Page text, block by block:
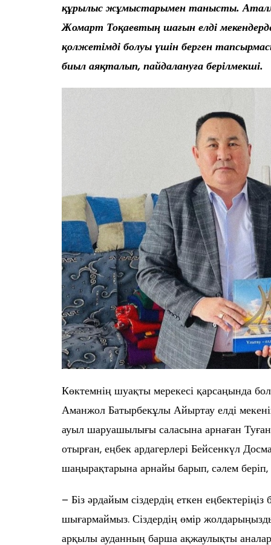
құрылыс жұмыстарымен танысты.
Жомарт Тоқаевтың шағын елді
қолжетімді болуы үшін берген
биыл аяқталып, пайдалануға берілмекші.
Көктемнің шуақты мерекесі қарсаңында
Аманжол Батырбекұлы Айыртау елді
ауыл шаруашылығы саласына арнаған
отырған, еңбек ардагерлері Бейсенкүл
шаңырақтарына арнайы барып, сәлем беріп,
– Біз әрдайым сіздердің еткен
шығармаймыз. Сіздердің өмір
арқылы ауданның барша ақжаулықты